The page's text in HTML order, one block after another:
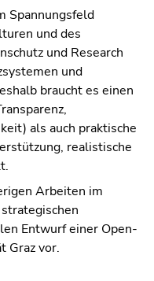
Spannungsfeld
und des
und Research
und
braucht es einen
als auch praktische
realistische
Arbeiten im
Entwurf einer Open-
Graz vor.